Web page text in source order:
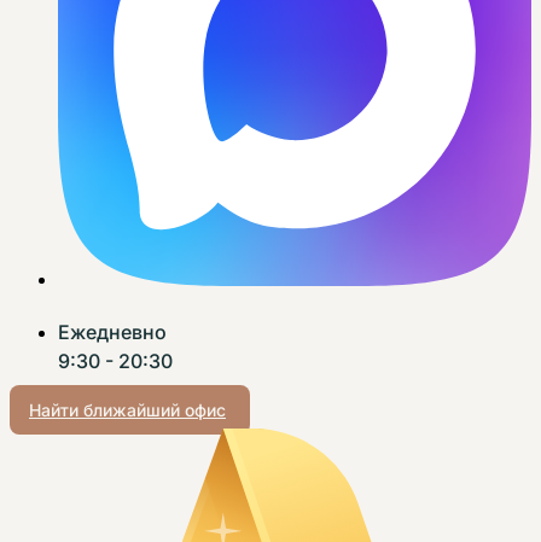
Ежедневно
9:30 - 20:30
Найти ближайший офис